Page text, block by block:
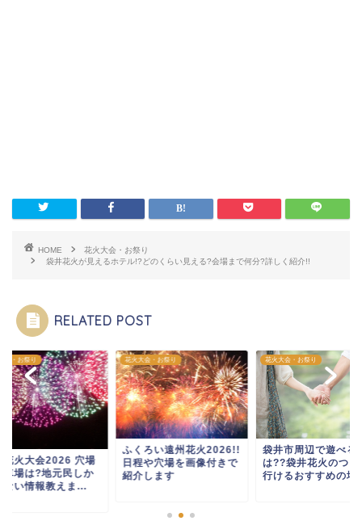
HOME
花火大会・お祭り
袋井花火が見えるホテル!?どのくらい見える?会場まで何分?詳しく紹介!!
RELATED POST
会・お祭り
花火大会2026 穴場
車場は?地元民しか
ない情報教えま...
花火大会・お祭り
ふくろい遠州花火2026!!
日程や穴場を画像付きで
紹介します
花火大会・お祭り
袋井市周辺で遊べる
は??袋井花火のつい
行けるおすすめの場